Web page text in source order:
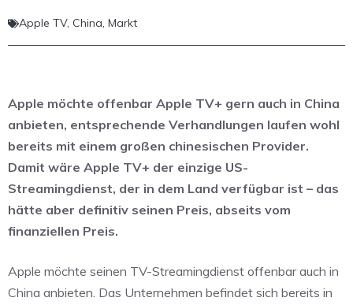
Apple TV, China, Markt
Apple möchte offenbar Apple TV+ gern auch in China
anbieten, entsprechende Verhandlungen laufen wohl
bereits mit einem großen chinesischen Provider.
Damit wäre Apple TV+ der einzige US-
Streamingdienst, der in dem Land verfügbar ist – das
hätte aber definitiv seinen Preis, abseits vom
finanziellen Preis.
Apple möchte seinen TV-Streamingdienst offenbar auch in
China anbieten. Das Unternehmen befindet sich bereits in